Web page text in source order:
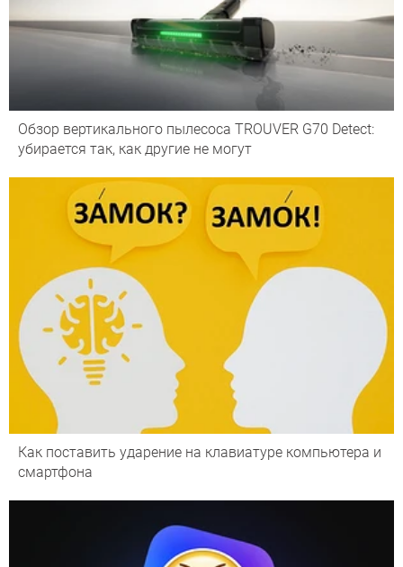
Обзор вертикального пылесоса TROUVER G70 Detect:
убирается так, как другие не могут
Как поставить ударение на клавиатуре компьютера и
смартфона